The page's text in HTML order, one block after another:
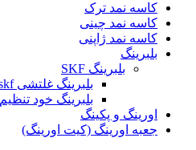
کاسه نمد ترک
کاسه نمد چینی
کاسه نمد ژاپنی
بلبرینگ
بلبرینگ SKF
بلبرینگ غلتشی skf
بلبرینگ خود تنظیم SKF
اورینگ و پکینگ
جعبه اورینگ (کیت اورینگ)